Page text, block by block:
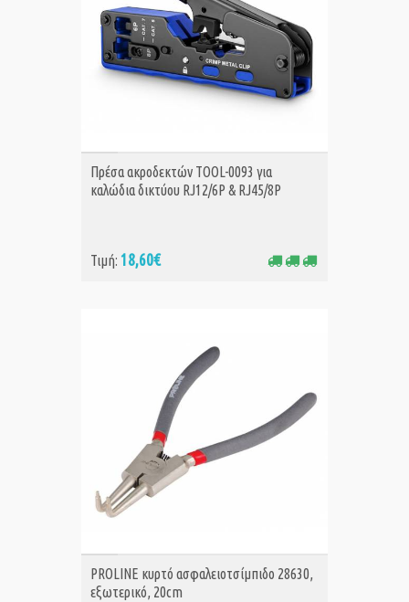
ΑΓΟΡΑ
Πρέσα ακροδεκτών TOOL-0093 για
καλώδια δικτύου RJ12/6P & RJ45/8P
Τιμή: 18,60€
ΑΓΟΡΑ
PROLINE κυρτό ασφαλειοτσίμπιδο 28630,
εξωτερικό, 20cm